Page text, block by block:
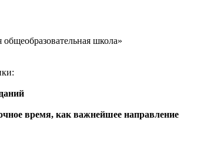
школа»
время, как важнейшее направление